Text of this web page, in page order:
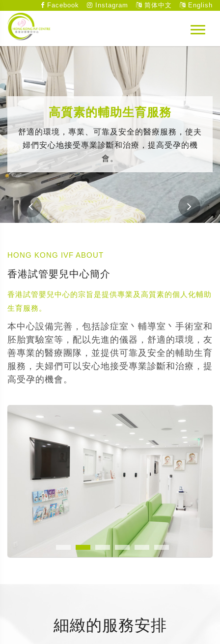
Facebook Instagram 简体中文 English
高質素的輔助生育服務
舒適的環境，專業、可靠及安全的醫療服務，使夫
婦們安心地接受專業診斷和治療，提高受孕的機
會。
HONG KONG IVF ABOUT
香港試管嬰兒中心簡介
香港試管嬰兒中心的宗旨是提供專業及高質素的個人化輔助
生育服務。
本中心設備完善，包括診症室丶輔導室丶手術室和
胚胎實驗室等，配以先進的儀器，舒適的環境，友
善專業的醫療團隊，並提供可靠及安全的輔助生育
服務，夫婦們可以安心地接受專業診斷和治療，提
高受孕的機會。
細緻的服務安排